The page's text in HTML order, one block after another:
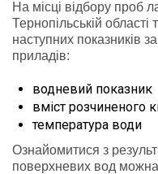
На місці відбору проб
Тернопільській
наступних показників
приладів:
водневий показник
вміст розчиненого
температура води
Ознайомитися з
поверхневих вод можна